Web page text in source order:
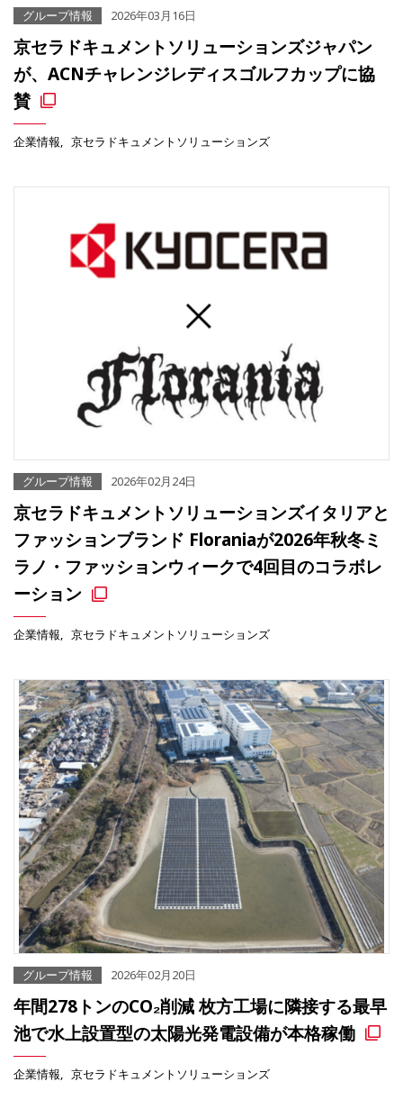
グループ情報 2026年03月16日
京セラドキュメントソリューションズジャパン
が、ACNチャレンジレディスゴルフカップに協
賛
企業情報 京セラドキュメントソリューションズ
グループ情報 2026年02月24日
京セラドキュメントソリューションズイタリアと
ファッションブランド Floraniaが2026年秋冬ミ
ラノ・ファッションウィークで4回目のコラボレ
ーション
企業情報 京セラドキュメントソリューションズ
グループ情報 2026年02月20日
年間278トンのCO₂削減 枚方工場に隣接する最早
池で水上設置型の太陽光発電設備が本格稼働
企業情報 京セラドキュメントソリューションズ